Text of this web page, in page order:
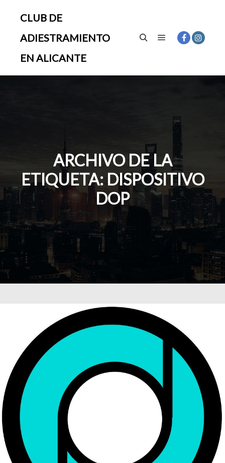
CLUB DE
ADIESTRAMIENTO
EN ALICANTE
ARCHIVO DE LA
ETIQUETA: DISPOSITIVO
DOP